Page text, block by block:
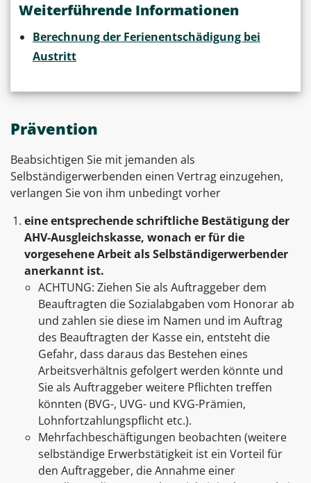
Weiterführende Informationen
Berechnung der Ferienentschädigung bei
Austritt
Prävention
Beabsichtigen Sie mit jemanden als
Selbständigerwerbenden einen Vertrag einzugehen,
verlangen Sie von ihm unbedingt vorher
eine entsprechende schriftliche Bestätigung der
AHV-Ausgleichskasse, wonach er für die
vorgesehene Arbeit als Selbständigerwerbender
anerkannt ist.
ACHTUNG: Ziehen Sie als Auftraggeber dem
Beauftragten die Sozialabgaben vom Honorar ab
und zahlen sie diese im Namen und im Auftrag
des Beauftragten der Kasse ein, entsteht die
Gefahr, dass daraus das Bestehen eines
Arbeitsverhältnis gefolgert werden könnte und
Sie als Auftraggeber weitere Pflichten treffen
könnten (BVG-, UVG- und KVG-Prämien,
Lohnfortzahlungspflicht etc.).
Mehrfachbeschäftigungen beobachten (weitere
selbständige Erwerbstätigkeit ist ein Vorteil für
den Auftraggeber, die Annahme einer